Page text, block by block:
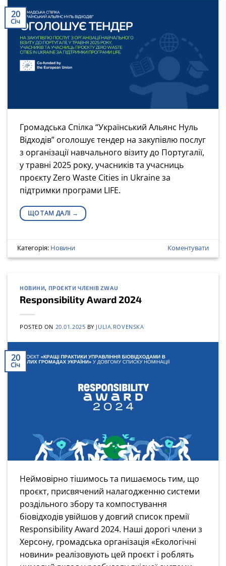
20
Січ
Громадська Спілка “Український Альянс Нуль
Відходів” оголошує тендер на закупівлю послуг
з організації навчального візиту до Португалії,
у травні 2025 року, учасників та учасниць
проєкту Zero Waste Cities in Ukraine за
підтримки програми LIFE.
ЩО ТАМ ДАЛІ →
Категорія: Новини Коментувати
НОВИНИ, ПРОЄКТИ ЧЛЕНІВ ZWAU
Responsibility Award 2024
POSTED ON 20.01.2025 BY JULIA.ROVENSKA
20
Січ
Неймовірно тішимось та пишаємось тим, що
проєкт, присвячений налагодженню системи
роздільного збору та компостування
біовідходів увійшов у довгий список премії
Responsibility Award 2024. Наші дорогі члени з
Херсону, громадська організація «Екологічні
новини» реалізовують цей проєкт і роблять